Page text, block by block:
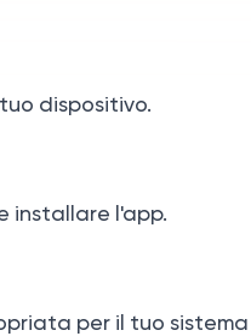
dispositivo.
installare l'app.
per il tuo sistema